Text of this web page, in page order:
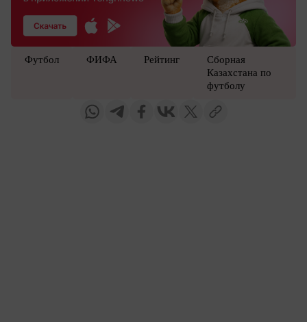
Футбол ФИФА Рейтинг
Сборная
Казахстана по
футболу